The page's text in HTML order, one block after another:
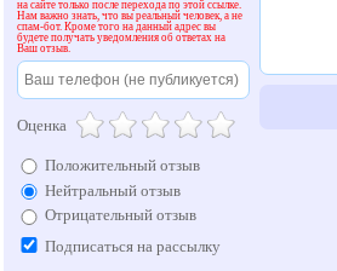
посмотреть на нашем официальном сайте
Компания «Оконный Мастер» - Наш опыт для
на сайте только после перехода по этой ссылке.
Нам важно знать, что вы реальный человек, а не
спам-бот. Кроме того на данный адрес вы
будете получать уведомления об ответах на
Ваш отзыв.
Оценка
Положительный отзыв
Нейтральный отзыв
Отрицательный отзыв
Подписаться на рассылку